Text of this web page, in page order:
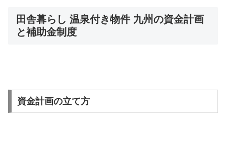
田舎暮らし 温泉付き物件 九州の資金計画
と補助金制度
資金計画の立て方